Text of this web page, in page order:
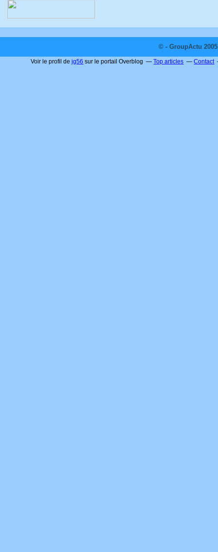
© - GroupActu
Voir le profil dejg56 sur le portail Overblog Top articles Contact